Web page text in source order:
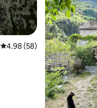
คะแนนเฉลี่ย 4.98 จาก 5, 58
4.98 (58)